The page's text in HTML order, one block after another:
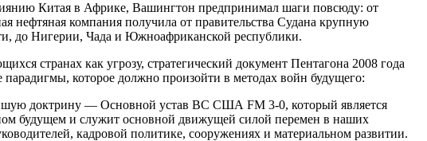
Китая в Африке, Вашингтон предпринимал шаги повсюду: от
нефтяная компания получила от правительства Судана крупную
до Нигерии, Чада и Южноафриканской республики.
странах как угрозу, стратегический документ Пентагона 2008 года
которое должно произойти в методах войн будущего:
доктрину — Основной устав ВС США FM 3-0, который является
будущем и служит основной движущей силой перемен в наших
кадровой политике, сооружениях и материальном развитии.